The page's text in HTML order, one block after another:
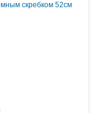
скребком 52см